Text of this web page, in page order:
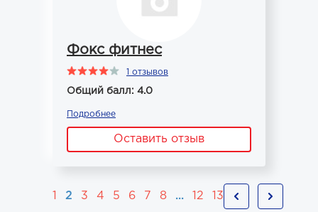
Фокс фитнес
1 отзывов
Общий балл: 4.0
Подробнее
Оставить отзыв
2 3 4 5 6 7 8 ... 12 13